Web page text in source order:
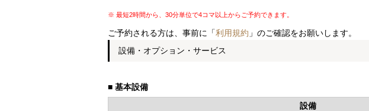
※ 最短2時間から、30分単位で4コマ以上からご予約できます。
ご予約される方は、事前に「利用規約 」のご確認をお願いします。
設備・オプション・サービス
■ 基本設備
設備